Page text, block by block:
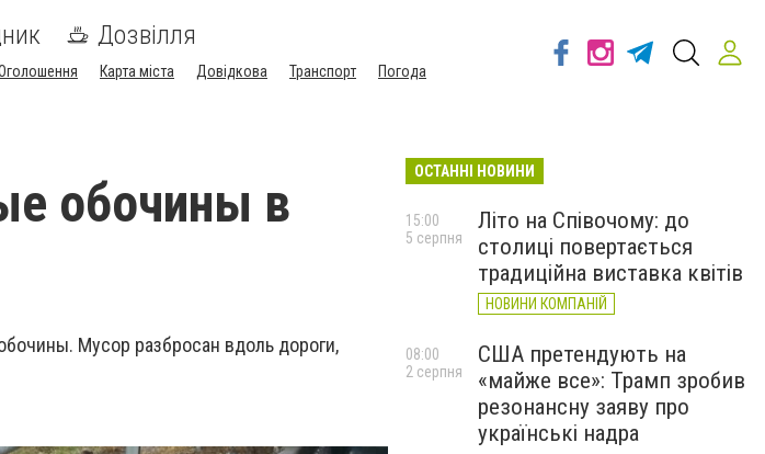
Дозвілля
Карта міста Довідкова Транспорт Погода
обочины в
Мусор разбросан вдоль дороги,
ОСТАННІ НОВИНИ
Літо на Співочому: до
столиці повертається
традиційна виставка квітів
НОВИНИ КОМПАНІЙ
15:00
5 серпня
США претендують на
«майже все»: Трамп зробив
резонансну заяву про
українські надра
08:00
2 серпня